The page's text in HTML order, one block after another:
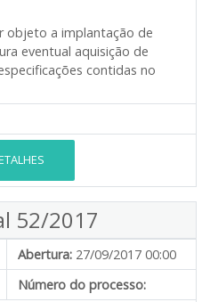
objeto a implantação de
eventual aquisição de
contidas no
52/2017
Abertura: 27/09/2017 00:00
Número do processo: